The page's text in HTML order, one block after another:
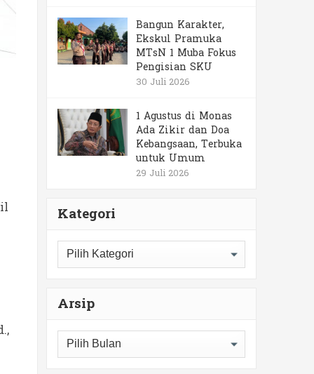
Bangun Karakter,
Ekskul Pramuka
MTsN 1 Muba Fokus
Pengisian SKU
30 Juli 2026
1 Agustus di Monas
Ada Zikir dan Doa
Kebangsaan, Terbuka
untuk Umum
29 Juli 2026
Kategori
Kategori
Arsip
Arsip